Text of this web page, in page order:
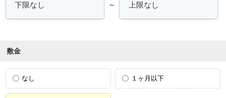
～
敷金
なし １ヶ月以下